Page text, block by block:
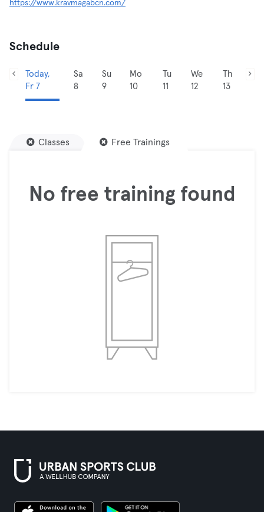
https://www.kravmagabcn.com/
Schedule
Today,
Fr 7
Sa
8
Su
9
Mo
10
Tu
11
We
12
Th
13
Classes Free Trainings
No free training found